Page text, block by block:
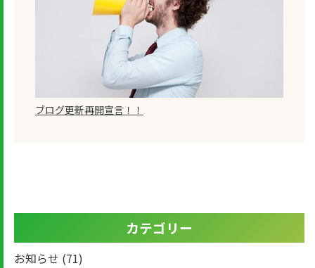
ブログ更新再開宣言！！
カテゴリー
お知らせ (71)